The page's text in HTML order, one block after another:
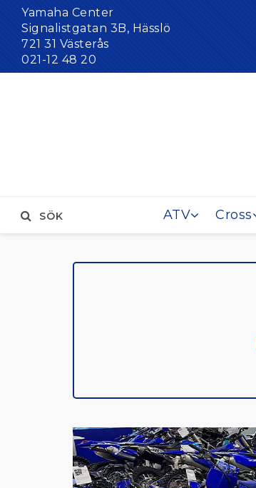
Yamaha Center
Signalistgatan 3B, Hässlö
721 31 Västerås
021-12 48 20
ATV Cross
SÖK